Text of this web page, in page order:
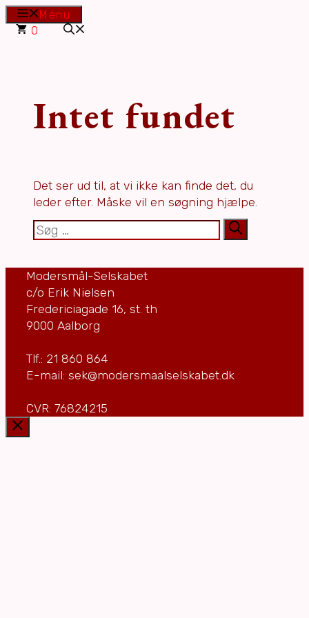
Hop
Menu
0
Intet fundet
Det ser ud til, at vi ikke kan finde det, du
leder efter. Måske vil en søgning hjælpe.
Søg
efter:
Modersmål-Selskabet
c/o Erik Nielsen
Fredericiagade 16, st. th
9000 Aalborg
Tlf.: 21 860 864
E-mail: sek@modersmaalselskabet.dk
CVR: 76824215
Luk